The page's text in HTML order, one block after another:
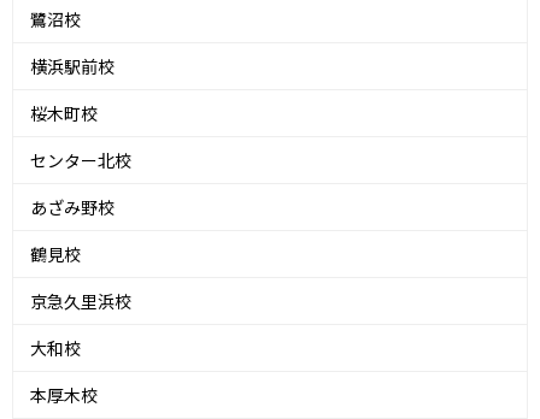
鷺沼校
横浜駅前校
桜木町校
センター北校
あざみ野校
鶴見校
京急久里浜校
大和校
本厚木校